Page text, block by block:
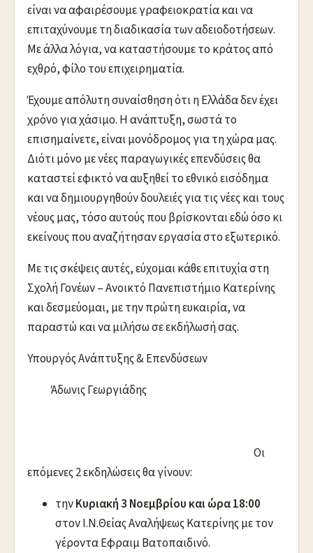
είναι να αφαιρέσουμε γραφειοκρατία και να
επιταχύνουμε τη διαδικασία των αδειοδοτήσεων.
Με άλλα λόγια, να καταστήσουμε το κράτος από
εχθρό, φίλο του επιχειρηματία.
Έχουμε απόλυτη συναίσθηση ότι η Ελλάδα δεν έχει
χρόνο για χάσιμο. Η ανάπτυξη, σωστά το
επισημαίνετε, είναι μονόδρομος για τη χώρα μας.
Διότι μόνο με νέες παραγωγικές επενδύσεις θα
καταστεί εφικτό να αυξηθεί το εθνικό εισόδημα
και να δημιουργηθούν δουλειές για τις νέες και τους
νέους μας, τόσο αυτούς που βρίσκονται εδώ όσο κι
εκείνους που αναζήτησαν εργασία στο εξωτερικό.
Με τις σκέψεις αυτές, εύχομαι κάθε επιτυχία στη
Σχολή Γονέων – Ανοικτό Πανεπιστήμιο Κατερίνης
και δεσμεύομαι, με την πρώτη ευκαιρία, να
παραστώ και να μιλήσω σε εκδήλωσή σας.
Υπουργός Ανάπτυξης & Επενδύσεων
Άδωνις Γεωργιάδης
Οι
επόμενες 2 εκδηλώσεις θα γίνουν:
τηνΚυριακή 3 Νοεμβρίου και ώρα 18:00
στον Ι.Ν.Θείας Αναλήψεως Κατερίνης με τον
γέροντα Εφραιμ Βατοπαιδινό.